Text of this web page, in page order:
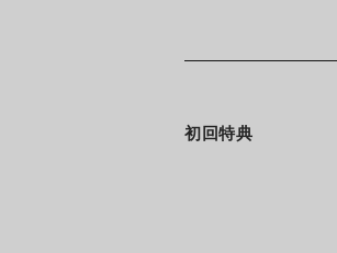
初回特典